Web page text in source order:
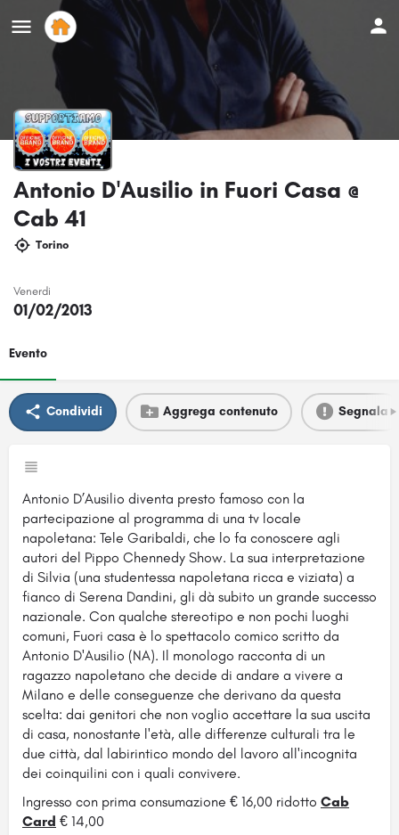
Antonio D'Ausilio in Fuori Casa @
Cab 41
Torino
Venerdi
01/02/2013
Evento
Condividi Aggrega contenuto Segnala
Antonio D’Ausilio diventa presto famoso con la
partecipazione al programma di una tv locale
napoletana: Tele Garibaldi, che lo fa conoscere agli
autori del Pippo Chennedy Show. La sua interpretazione
di Silvia (una studentessa napoletana ricca e viziata) a
fianco di Serena Dandini, gli dà subito un grande successo
nazionale. Con qualche stereotipo e non pochi luoghi
comuni, Fuori casa è lo spettacolo comico scritto da
Antonio D'Ausilio (NA). Il monologo racconta di un
ragazzo napoletano che decide di andare a vivere a
Milano e delle conseguenze che derivano da questa
scelta: dai genitori che non voglio accettare la sua uscita
di casa, nonostante l'età, alle differenze culturali tra le
due città, dal labirintico mondo del lavoro all'incognita
dei coinquilini con i quali convivere.
Ingresso con prima consumazione € 16,00 ridotto Cab
Card € 14,00